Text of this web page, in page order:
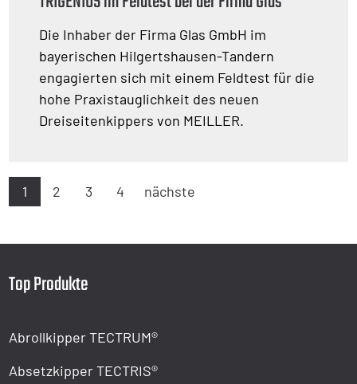
Die Inhaber der Firma Glas GmbH im
bayerischen Hilgertshausen-Tandern
engagierten sich mit einem Feldtest für die
hohe Praxistauglichkeit des neuen
Dreiseitenkippers von MEILLER.
1 2 3 4 nächste
Top Produkte
Abrollkipper TECTRUM®
Absetzkipper TECTRIS®